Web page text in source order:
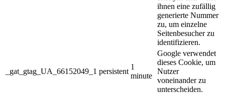
ihnen eine zufällig
generierte Nummer
zu, um einzelne
Seitenbesucher zu
identifizieren.
_gat_gtag_UA_66152049_1 persistent
1
minute
Google verwendet
dieses Cookie, um
Nutzer
voneinander zu
unterscheiden.